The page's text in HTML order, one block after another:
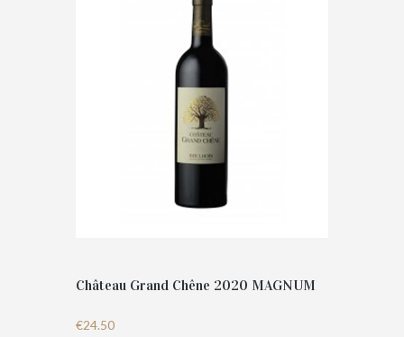
Château Grand Chêne 2020 MAGNUM
€24.50